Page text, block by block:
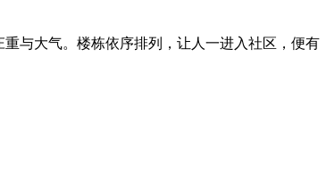
与大气。楼栋依序排列，让人一进入社区，便有